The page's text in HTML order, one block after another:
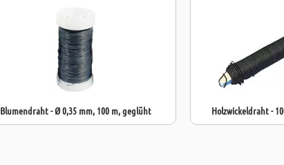
Blumendraht - Ø 0,35 mm, 100 m, geglüht Holzwickeldraht -